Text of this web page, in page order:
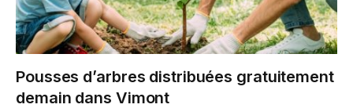
Pousses d’arbres distribuées gratuitement
demain dans Vimont